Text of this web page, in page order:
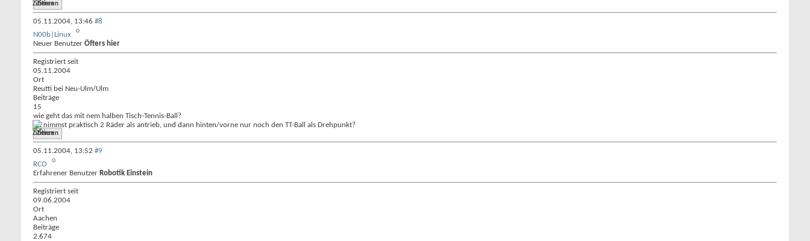
Zitieren
05.11.2004, 13:46 #8
N00b|Linux
Neuer Benutzer Öfters hier
Registriert seit
05.11.2004
Ort
Reutti bei Neu-Ulm/Ulm
Beiträge
15
wie geht das mit nem halben Tisch-Tennis-Ball?
du nimmst praktisch 2 Räder als antrieb, und dann hinten/vorne nur noch den TT-Ball als Drehpunkt?
Zitieren
05.11.2004, 13:52 #9
RCO
Erfahrener Benutzer Robotik Einstein
Registriert seit
09.06.2004
Ort
Aachen
Beiträge
2.674